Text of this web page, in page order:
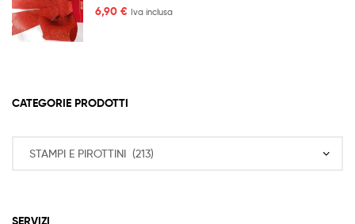
6,90 € Iva inclusa
CATEGORIE PRODOTTI
SERVIZI